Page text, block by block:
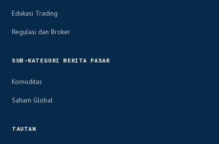
Edukasi Trading
Regulasi dan Broker
SUB-KATEGORI BERITA PASAR
Komoditas
Saham Global
TAUTAN